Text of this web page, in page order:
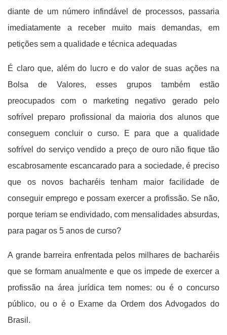
diante de um número infindável de processos, passaria
imediatamente a receber muito mais demandas, em
petições sem a qualidade e técnica adequadas
É claro que, além do lucro e do valor de suas ações na
Bolsa de Valores, esses grupos também estão
preocupados com o marketing negativo gerado pelo
sofrível preparo profissional da maioria dos alunos que
conseguem concluir o curso. E para que a qualidade
sofrível do serviço vendido a preço de ouro não fique tão
escabrosamente escancarado para a sociedade, é preciso
que os novos bacharéis tenham maior facilidade de
conseguir emprego e possam exercer a profissão. Se não,
porque teriam se endividado, com mensalidades absurdas,
para pagar os 5 anos de curso?
A grande barreira enfrentada pelos milhares de bacharéis
que se formam anualmente e que os impede de exercer a
profissão na área jurídica tem nomes: ou é o concurso
público, ou o é o Exame da Ordem dos Advogados do
Brasil.